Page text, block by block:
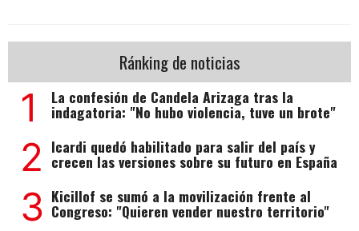
Ránking de noticias
1 La confesión de Candela Arizaga tras la
indagatoria: "No hubo violencia, tuve un brote"
2 Icardi quedó habilitado para salir del país y
crecen las versiones sobre su futuro en España
3 Kicillof se sumó a la movilización frente al
Congreso: "Quieren vender nuestro territorio"